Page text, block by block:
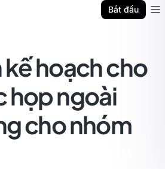
Bắt đầu
kế hoạch cho
họp ngoài
cho nhóm